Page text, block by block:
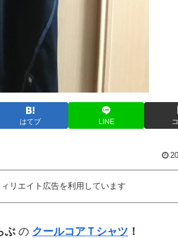
はてブ LINE
リエイト広告を利用しています
ぶ の クールコアＴシャツ ！